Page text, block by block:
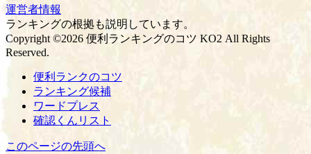
運営者情報
ランキングの根拠も説明しています。
Copyright ©2026 便利ランキングのコツ KO2 All Rights
Reserved.
便利ランクのコツ
ランキング候補
ワードプレス
確認くんリスト
このページの先頭へ